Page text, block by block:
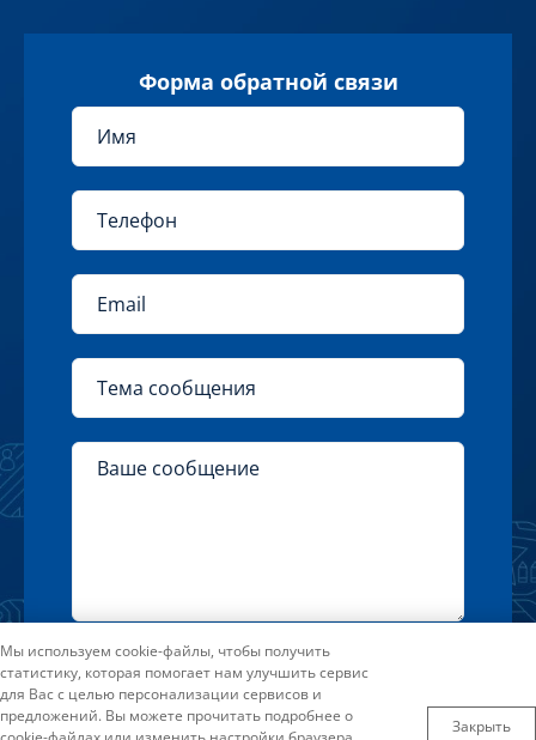
Общеразвивающая программа
Форма: очная
Форма обратной связи
Нажимая на кнопку «Отправить» Вы
соглашаетесь с условиями
Пользовательского соглашения
Мы используем cookie-файлы, чтобы получить
статистику, которая помогает нам улучшить сервис
для Вас с целью персонализации сервисов и
предложений. Вы можете прочитать подробнее о
Закрыть